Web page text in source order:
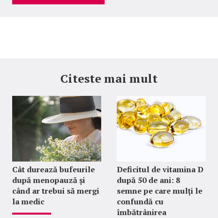
Citeste mai mult
Cât durează bufeurile
după menopauză și
când ar trebui să mergi
la medic
Deficitul de vitamina D
după 50 de ani: 8
semne pe care mulți le
confundă cu
îmbătrânirea